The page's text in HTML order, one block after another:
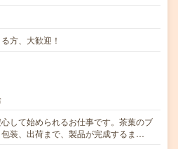
方、大歓迎！
して始められるお仕事です。茶葉のブ
装、出荷まで、製品が完成するま…